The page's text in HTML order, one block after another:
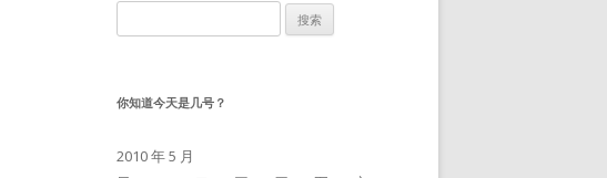
索：
你知道今天是几号？
2010 年 5 月